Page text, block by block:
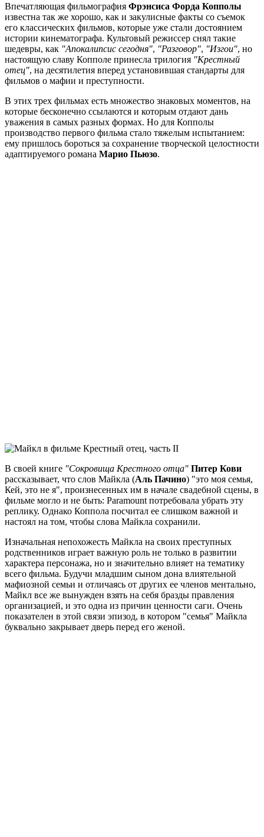
Впечатляющая фильмография Фрэнсиса Форда Копполы
известна так же хорошо, как и закулисные факты со съемок
его классических фильмов, которые уже стали достоянием
истории кинематографа. Культовый режиссер снял такие
шедевры, как "Апокалипсис сегодня", "Разговор", "Изгои", но
настоящую славу Копполе принесла трилогия "Крестный
отец", на десятилетия вперед установившая стандарты для
фильмов о мафии и преступности.
В этих трех фильмах есть множество знаковых моментов, на
которые бесконечно ссылаются и которым отдают дань
уважения в самых разных формах. Но для Копполы
производство первого фильма стало тяжелым испытанием:
ему пришлось бороться за сохранение творческой целостности
адаптируемого романа Марио Пьюзо.
В своей книге "Сокровища Крестного отца" Питер Кови
рассказывает, что слов Майкла (Аль Пачино) "это моя семья,
Кей, это не я", произнесенных им в начале свадебной сцены, в
фильме могло и не быть: Paramount потребовала убрать эту
реплику. Однако Коппола посчитал ее слишком важной и
настоял на том, чтобы слова Майкла сохранили.
Изначальная непохожесть Майкла на своих преступных
родственников играет важную роль не только в развитии
характера персонажа, но и значительно влияет на тематику
всего фильма. Будучи младшим сыном дона влиятельной
мафиозной семьи и отличаясь от других ее членов ментально,
Майкл все же вынужден взять на себя бразды правления
организацией, и это одна из причин ценности саги. Очень
показателен в этой связи эпизод, в котором "семья" Майкла
буквально закрывает дверь перед его женой.